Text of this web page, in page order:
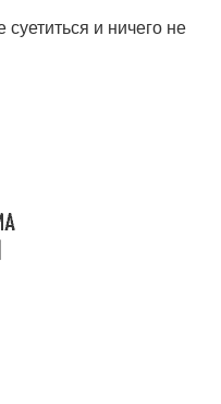
и ничего не